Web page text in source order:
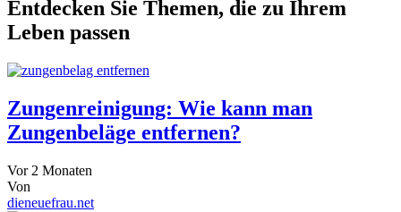
Entdecken Sie Themen, die zu Ihrem
Leben passen
Zungenreinigung: Wie kann man
Zungenbeläge entfernen?
Vor 2 Monaten
Von
dieneuefrau.net